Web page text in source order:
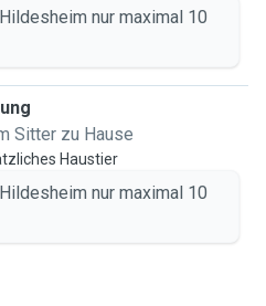
Sie ein kurzes Update,
ist. Bei Bedarf kann ich
Kennenlernen ist
und vertrauensvolle
nur maximal 10
Sitter zu Hause
Haustier
nur maximal 10